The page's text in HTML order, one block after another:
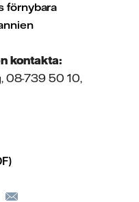
förnybara
kontakta:
08-739 50 10,
LinkedIn